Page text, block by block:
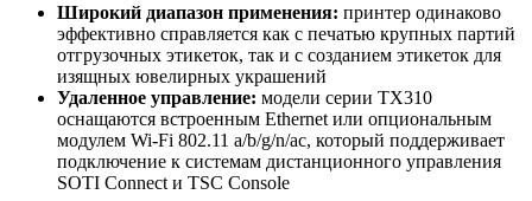
Широкий диапазон применения: принтер одинаково
эффективно справляется как с печатью крупных партий
отгрузочных этикеток, так и с созданием этикеток для
изящных ювелирных украшений
Удаленное управление: модели серии TX310
оснащаются встроенным Ethernet или опциональным
модулем Wi-Fi 802.11 a/b/g/n/ac, который поддерживает
подключение к системам дистанционного управления
SOTI Connect и TSC Console